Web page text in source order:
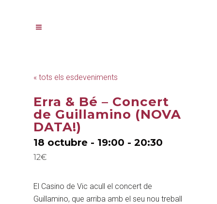
« tots els esdeveniments
Erra & Bé – Concert
de Guillamino (NOVA
DATA!)
18 octubre - 19:00 - 20:30
12€
El Casino de Vic acull el concert de
Guillamino, que arriba amb el seu nou treball